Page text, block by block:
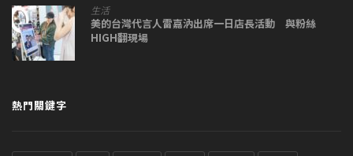
生活
美的台灣代言人雷嘉汭出席一日店長活動 與粉絲
HIGH翻現場
熱門關鍵字